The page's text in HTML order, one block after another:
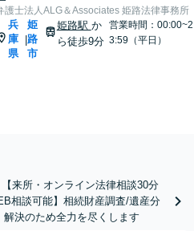
護士法人ALG＆Associates 姫路法律事務所
兵
庫
県
|
姫
路
市
姫路駅 か
ら徒歩9分
営業時間：00:00~2
3:59（平日）
来所・オンライン法律相談30分
相談可能】相続財産調査/遺産分
決のため全力を尽くします